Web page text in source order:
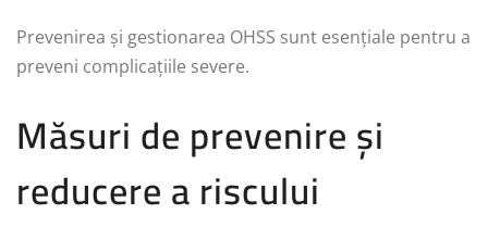
Prevenirea și gestionarea OHSS sunt esențiale pentru a
preveni complicațiile severe.
Măsuri de prevenire și
reducere a riscului